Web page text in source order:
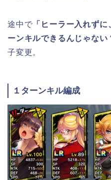
途中で 「ヒーラー入れず
ーンキルできるんじゃない
子変更。
１ターンキル編成